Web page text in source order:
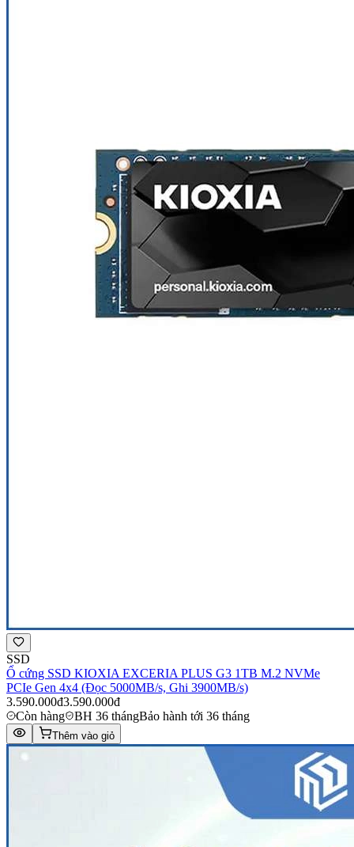
SSD
Ổ cứng SSD KIOXIA EXCERIA PLUS G3 1TB M.2 NVMe
PCIe Gen 4x4 (Đọc 5000MB/s, Ghi 3900MB/s)
3.590.000đ3.590.000đ
Còn hàng
BH 36 thángBảo hành tới 36 tháng
Thêm vào giỏ